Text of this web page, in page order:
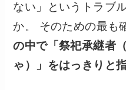
ない」というトラブ
か。 そのための最も
の中で「祭祀承継者
ゃ）」をはっきりと